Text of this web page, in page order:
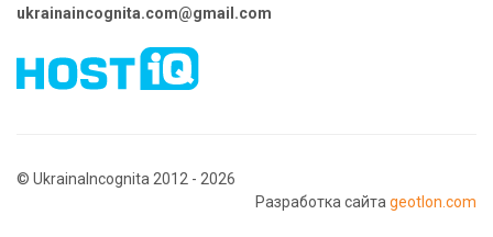
ukrainaincognita.com@gmail.com
© UkrainaIncognita 2012 - 2026
Разработка сайта geotlon.com